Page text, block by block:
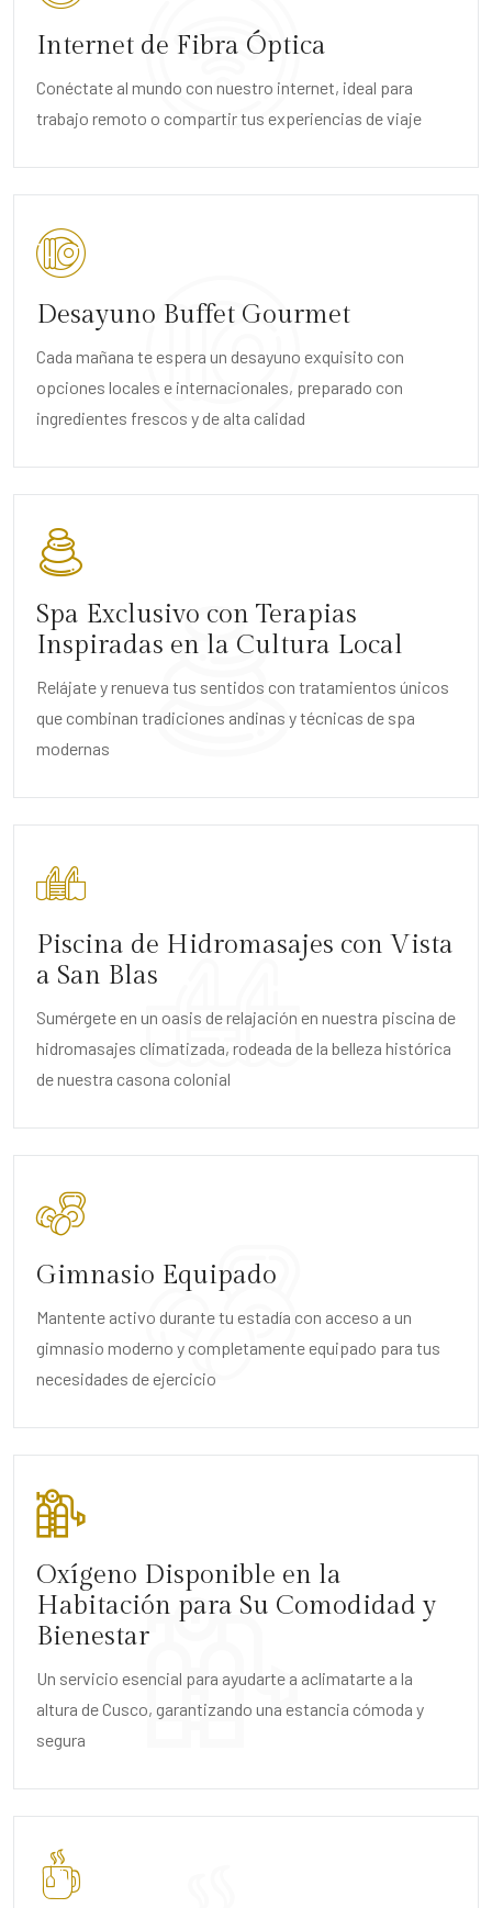
Internet de Fibra Óptica
Conéctate al mundo con nuestro internet, ideal para
trabajo remoto o compartir tus experiencias de viaje
Desayuno Buffet Gourmet
Cada mañana te espera un desayuno exquisito con
opciones locales e internacionales, preparado con
ingredientes frescos y de alta calidad
Spa Exclusivo con Terapias
Inspiradas en la Cultura Local
Relájate y renueva tus sentidos con tratamientos únicos
que combinan tradiciones andinas y técnicas de spa
modernas
Piscina de Hidromasajes con Vista
a San Blas
Sumérgete en un oasis de relajación en nuestra piscina de
hidromasajes climatizada, rodeada de la belleza histórica
de nuestra casona colonial
Gimnasio Equipado
Mantente activo durante tu estadía con acceso a un
gimnasio moderno y completamente equipado para tus
necesidades de ejercicio
Oxígeno Disponible en la
Habitación para Su Comodidad y
Bienestar
Un servicio esencial para ayudarte a aclimatarte a la
altura de Cusco, garantizando una estancia cómoda y
segura